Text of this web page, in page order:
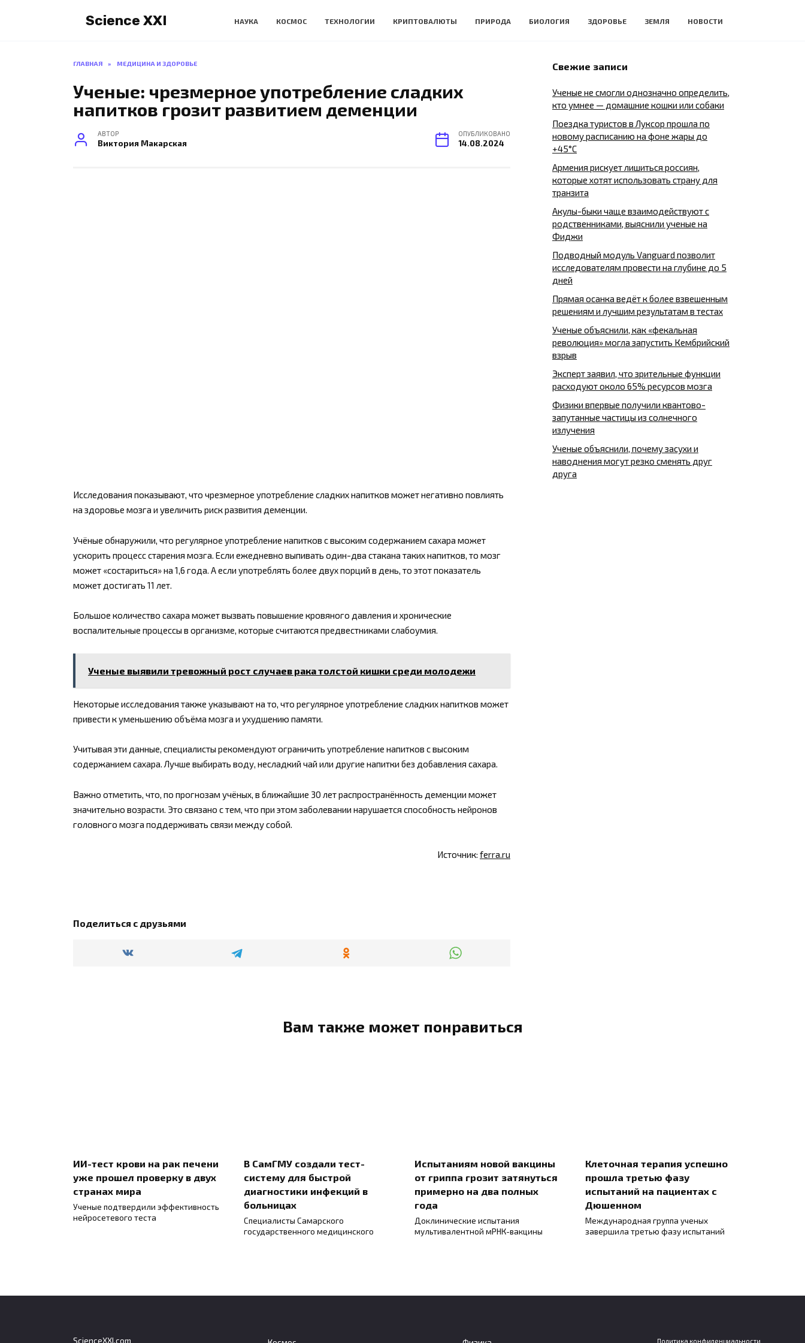
Science XXI НАУКА КОСМОС ТЕХНОЛОГИИ КРИПТОВАЛЮТЫ ПРИРОДА БИОЛОГИЯ ЗДОРОВЬЕ ЗЕМЛЯ НОВОСТИ
ГЛАВНАЯ » МЕДИЦИНА И ЗДОРОВЬЕ
Ученые: чрезмерное употребление сладких
напитков грозит развитием деменции
АВТОР
Виктория Макарская
ОПУБЛИКОВАНО
14.08.2024
Исследования показывают, что чрезмерное употребление сладких напитков может негативно повлиять
на здоровье мозга и увеличить риск развития деменции.
Учёные обнаружили, что регулярное употребление напитков с высоким содержанием сахара может
ускорить процесс старения мозга. Если ежедневно выпивать один-два стакана таких напитков, то мозг
может «состариться» на 1,6 года. А если употреблять более двух порций в день, то этот показатель
может достигать 11 лет.
Большое количество сахара может вызвать повышение кровяного давления и хронические
воспалительные процессы в организме, которые считаются предвестниками слабоумия.
Ученые выявили тревожный рост случаев рака толстой кишки среди молодежи
Некоторые исследования также указывают на то, что регулярное употребление сладких напитков может
привести к уменьшению объёма мозга и ухудшению памяти.
Учитывая эти данные, специалисты рекомендуют ограничить употребление напитков с высоким
содержанием сахара. Лучше выбирать воду, несладкий чай или другие напитки без добавления сахара.
Важно отметить, что, по прогнозам учёных, в ближайшие 30 лет распространённость деменции может
значительно возрасти. Это связано с тем, что при этом заболевании нарушается способность нейронов
головного мозга поддерживать связи между собой.
Источник: ferra.ru
Поделиться с друзьями
Свежие записи
Ученые не смогли однозначно определить,
кто умнее — домашние кошки или собаки
Поездка туристов в Луксор прошла по
новому расписанию на фоне жары до
+45°C
Армения рискует лишиться россиян,
которые хотят использовать страну для
транзита
Акулы-быки чаще взаимодействуют с
родственниками, выяснили ученые на
Фиджи
Подводный модуль Vanguard позволит
исследователям провести на глубине до 5
дней
Прямая осанка ведёт к более взвешенным
решениям и лучшим результатам в тестах
Ученые объяснили, как «фекальная
революция» могла запустить Кембрийский
взрыв
Эксперт заявил, что зрительные функции
расходуют около 65% ресурсов мозга
Физики впервые получили квантово-
запутанные частицы из солнечного
излучения
Ученые объяснили, почему засухи и
наводнения могут резко сменять друг
друга
Вам также может понравиться
ИИ-тест крови на рак печени
уже прошел проверку в двух
странах мира
Ученые подтвердили эффективность
нейросетевого теста
В СамГМУ создали тест-
систему для быстрой
диагностики инфекций в
больницах
Специалисты Самарского
государственного медицинского
Испытаниям новой вакцины
от гриппа грозит затянуться
примерно на два полных
года
Доклинические испытания
мультивалентной мРНК-вакцины
Клеточная терапия успешно
прошла третью фазу
испытаний на пациентах с
Дюшенном
Международная группа ученых
завершила третью фазу испытаний
ScienceXXI.com Политика конфиденциальности